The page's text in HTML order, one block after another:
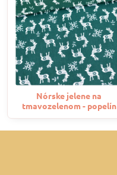
Nórske jelene na
tmavozelenom - popelín